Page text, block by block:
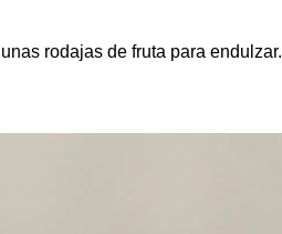
rodajas de fruta para endulzar.